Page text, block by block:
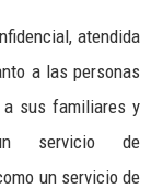
atendida
a las personas
a sus familiares y
servicio de
un servicio de